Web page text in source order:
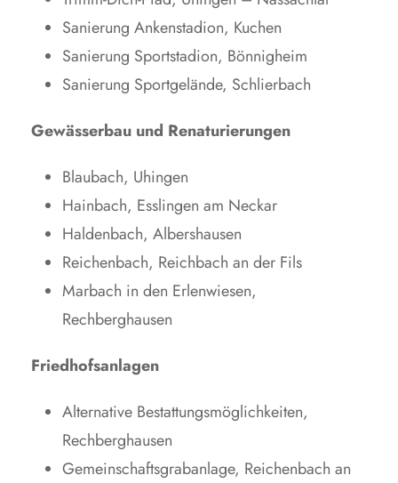
Sanierung Ankenstadion, Kuchen
Sanierung Sportstadion, Bönnigheim
Sanierung Sportgelände, Schlierbach
Gewässerbau und Renaturierungen
Blaubach, Uhingen
Hainbach, Esslingen am Neckar
Haldenbach, Albershausen
Reichenbach, Reichbach an der Fils
Marbach in den Erlenwiesen,
Rechberghausen
Friedhofsanlagen
Alternative Bestattungsmöglichkeiten,
Rechberghausen
Gemeinschaftsgrabanlage, Reichenbach an